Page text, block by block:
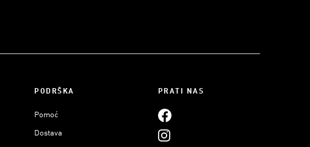
PODRŠKA
Pomoć
Dostava
PRATI NAS